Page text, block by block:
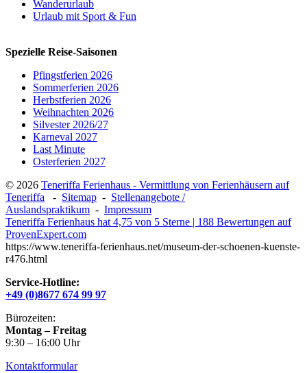
Wanderurlaub
Urlaub mit Sport & Fun
Spezielle Reise-Saisonen
Pfingstferien 2026
Sommerferien 2026
Herbstferien 2026
Weihnachten 2026
Silvester 2026/27
Karneval 2027
Last Minute
Osterferien 2027
© 2026 Teneriffa Ferienhaus - Vermittlung von Ferienhäusern auf
Teneriffa
- Sitemap - Stellenangebote /
Auslandspraktikum - Impressum
Teneriffa Ferienhaus hat 4,75 von 5 Sterne | 188 Bewertungen auf
ProvenExpert.com
https://www.teneriffa-ferienhaus.net/museum-der-schoenen-kuenste-
r476.html
Service-Hotline:
+49 (0)8677 674 99 97
Bürozeiten:
Montag – Freitag
9:30 – 16:00 Uhr
Kontaktformular